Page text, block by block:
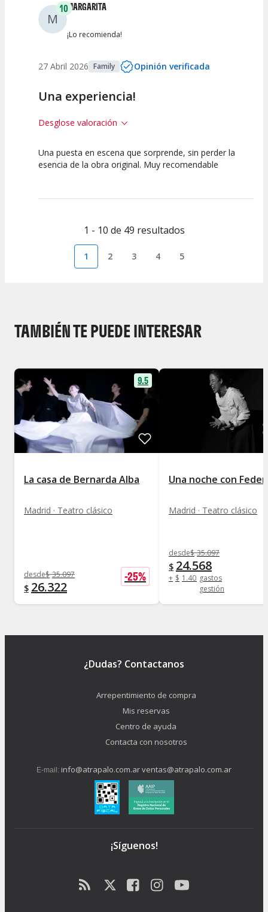
M
10MARGARITA
¡Lo recomienda!
27 Abril 2026 Family Opinión verificada
Una experiencia!
Desglose valoración
10 10 10
Una puesta en escena que sorprende, sin perder la
esencia de la obra original. Muy recomendable
1 - 10 de 49 resultados
1 2 3 4 5
TAMBIÉN TE PUEDE INTERESAR
9.5
La casa de Bernarda Alba
Madrid · Teatro clásico
desde$ 35.097
$ 26.322
-25%
Una noche con
Madrid · Teatro clásico
desde$ 35.097
$ 24.568
+ $ 1.403 gastos
gestión
¿Dudas? Contactanos
Arrepentimiento de compra
Mis reservas
Centro de ayuda
Contacta con nosotros
E-mail: info@atrapalo.com.arventas@atrapalo.com.ar
¡Síguenos!